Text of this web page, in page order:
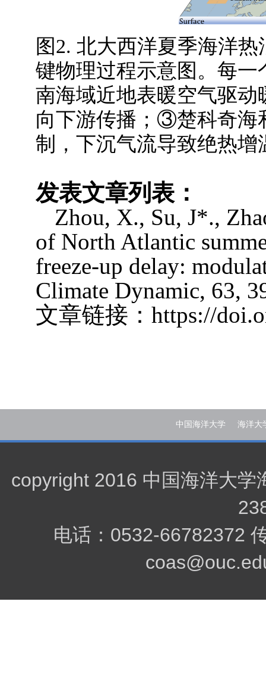
图2. 北大西洋夏季海洋
键物理过程示意图。每
南海域近地表暖空气驱动
向下游传播；③楚科奇海
制，下沉气流导致绝热增
发表文章列表：
Zhou, X., Su, J*.,
of North Atlantic
freeze-up delay:
Climate Dynamic, 63,
文章链接： https://
中国海洋大学 海洋大
copyright 2016 中国海洋大学
电话：0532-66782372